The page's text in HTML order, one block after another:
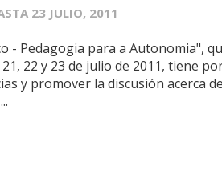
23 JULIO, 2011
- Pedagogia para a Autonomia",
22 y 23 de julio de 2011, tiene
y promover la discusión acerca